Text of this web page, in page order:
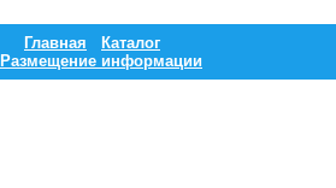
Главная
Каталог
Размещение информации